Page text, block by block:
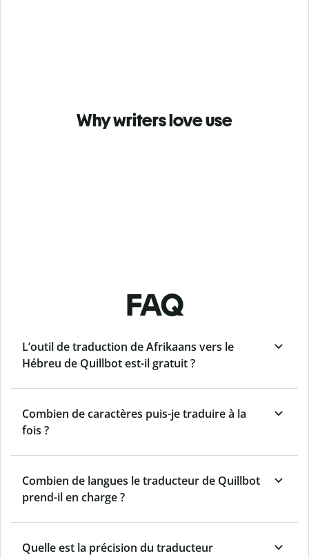
Why writers love use
FAQ
L’outil de traduction de Afrikaans vers le
Hébreu de Quillbot est-il gratuit ?
Combien de caractères puis-je traduire à la
fois ?
Combien de langues le traducteur de Quillbot
prend-il en charge ?
Quelle est la précision du traducteur